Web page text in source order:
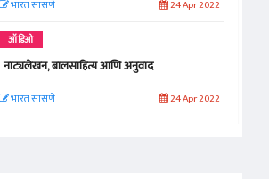
भारत सासणे 24 Apr 2022
ऑडिओ
नाट्यलेखन, बालसाहित्य आणि अनुवाद
भारत सासणे 24 Apr 2022